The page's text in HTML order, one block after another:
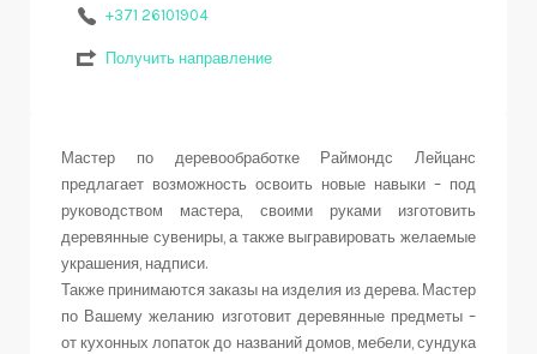
+371 26101904
Получить направление
Мастер по деревообработке Раймондс Лейцанс
предлагает возможность освоить новые навыки – под
руководством мастера, своими руками изготовить
деревянные сувениры, а также выгравировать желаемые
украшения, надписи.
Также принимаются заказы на изделия из дерева. Мастер
по Вашему желанию изготовит деревянные предметы –
от кухонных лопаток до названий домов, мебели, сундука